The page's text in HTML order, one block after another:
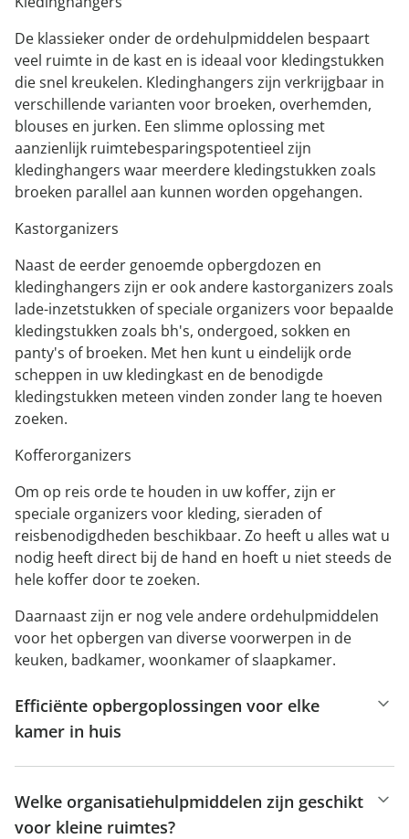
De klassieker onder de ordehulpmiddelen bespaart
veel ruimte in de kast en is ideaal voor kledingstukken
die snel kreukelen. Kledinghangers zijn verkrijgbaar in
verschillende varianten voor broeken, overhemden,
blouses en jurken. Een slimme oplossing met
aanzienlijk ruimtebesparingspotentieel zijn
kledinghangers waar meerdere kledingstukken zoals
broeken parallel aan kunnen worden opgehangen.
Kastorganizers
Naast de eerder genoemde opbergdozen en
kledinghangers zijn er ook andere kastorganizers zoals
lade-inzetstukken of speciale organizers voor bepaalde
kledingstukken zoals bh's, ondergoed, sokken en
panty's of broeken. Met hen kunt u eindelijk orde
scheppen in uw kledingkast en de benodigde
kledingstukken meteen vinden zonder lang te hoeven
zoeken.
Kofferorganizers
Om op reis orde te houden in uw koffer, zijn er
speciale organizers voor kleding, sieraden of
reisbenodigdheden beschikbaar. Zo heeft u alles wat u
nodig heeft direct bij de hand en hoeft u niet steeds de
hele koffer door te zoeken.
Daarnaast zijn er nog vele andere ordehulpmiddelen
voor het opbergen van diverse voorwerpen in de
keuken, badkamer, woonkamer of slaapkamer.
Efficiënte opbergoplossingen voor elke
kamer in huis
Welke organisatiehulpmiddelen zijn geschikt
voor kleine ruimtes?